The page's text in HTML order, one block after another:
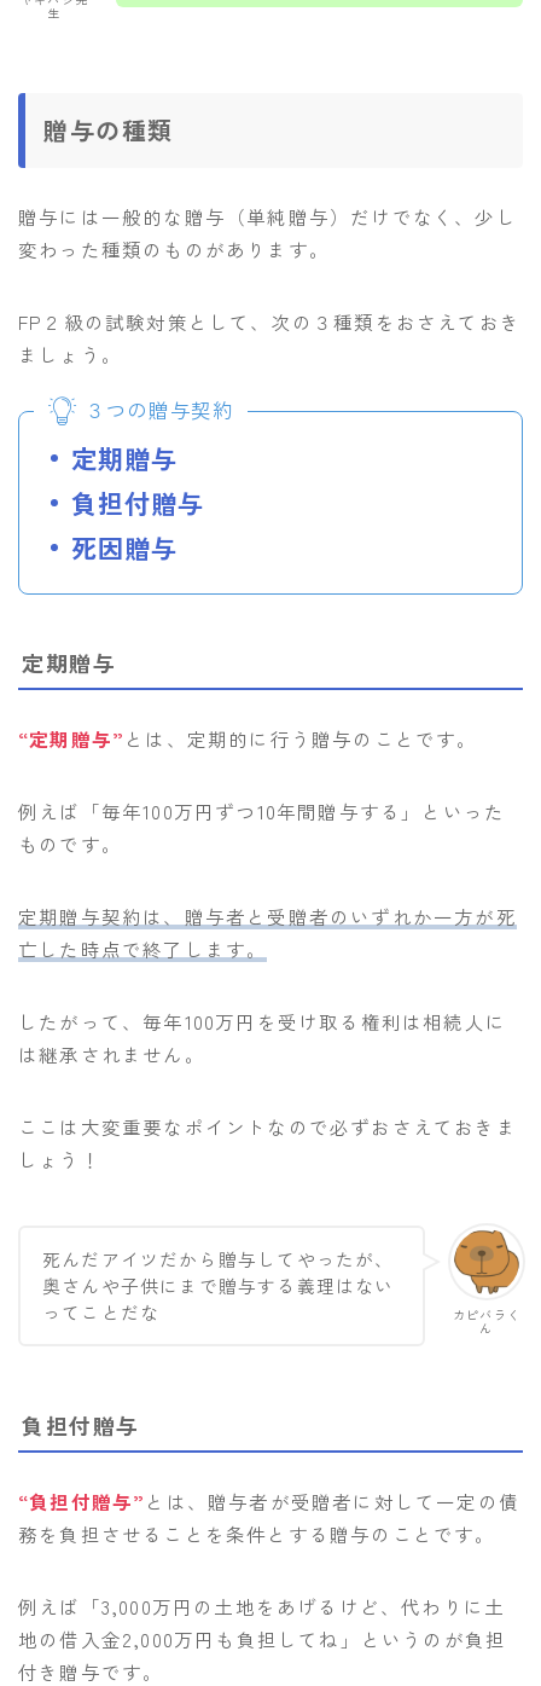
生
贈与の種類
贈与には一般的な贈与（単純贈与）だけでなく、少し
変わった種類のものがあります。
FP２級の試験対策として、次の３種類をおさえておき
ましょう。
３つの贈与契約
定期贈与
負担付贈与
死因贈与
定期贈与
“定期贈与” とは、定期的に行う贈与のことです。
例えば「毎年100万円ずつ10年間贈与する」といった
ものです。
定期贈与契約は、贈与者と受贈者のいずれか一方が死
亡した時点で終了します。
したがって、毎年100万円を受け取る権利は相続人に
は継承されません。
ここは大変重要なポイントなので必ずおさえておきま
しょう！
カピバラく
ん
死んだアイツだから贈与してやったが、
奥さんや子供にまで贈与する義理はない
ってことだな
負担付贈与
“負担付贈与” とは、贈与者が受贈者に対して一定の債
務を負担させることを条件とする贈与のことです。
例えば「3,000万円の土地をあげるけど、代わりに土
地の借入金2,000万円も負担してね」というのが負担
付き贈与です。